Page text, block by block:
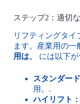
ステップ2：適切
リフティングタイ
ます。産業用の一
用は、
には以下が
スタンダー
用。.
ハイリフト：